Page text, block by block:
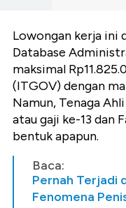
Lowongan kerja ini
Database
maksimal
(ITGOV) dengan
Namun, Tenaga
atau gaji ke-13 dan
bentuk apapun.
Baca:
Pernah Terjadi
Fenomena